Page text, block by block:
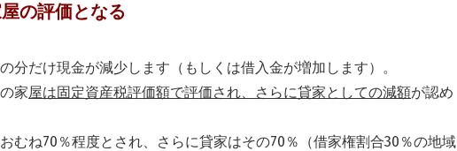
の評価となる
分だけ現金が減少します（もしくは借入金が増加します）。
家屋は固定資産税評価額で評価され、さらに貸家としての減額が認め
むね70％程度とされ、さらに貸家はその70％（借家権割合30％の地域